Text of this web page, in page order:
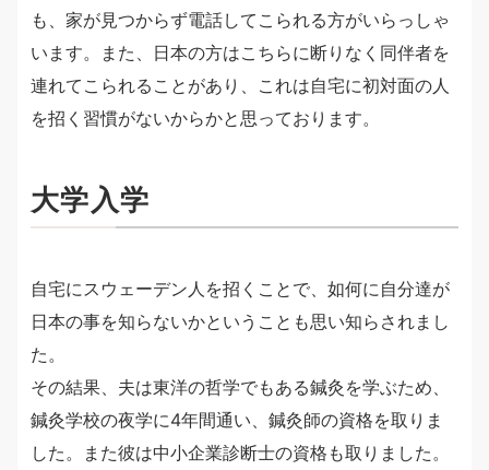
も、家が見つからず電話してこられる方がいらっしゃ
います。また、日本の方はこちらに断りなく同伴者を
連れてこられることがあり、これは自宅に初対面の人
を招く習慣がないからかと思っております。
大学入学
自宅にスウェーデン人を招くことで、如何に自分達が
日本の事を知らないかということも思い知らされまし
た。
その結果、夫は東洋の哲学でもある鍼灸を学ぶため、
鍼灸学校の夜学に4年間通い、鍼灸師の資格を取りま
した。また彼は中小企業診断士の資格も取りました。